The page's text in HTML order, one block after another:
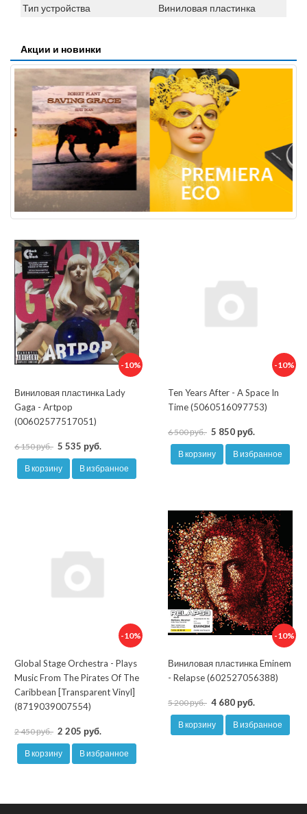
Тип устройства Виниловая пластинка
Акции и новинки
-10%
Виниловая пластинка Lady
Gaga - Artpop
(00602577517051)
6 150 руб. 5 535 руб.
В корзину В избранное
-10%
Ten Years After - A Space In
Time (5060516097753)
6 500 руб. 5 850 руб.
В корзину В избранное
-10%
Global Stage Orchestra - Plays
Music From The Pirates Of The
Caribbean [Transparent Vinyl]
(8719039007554)
2 450 руб. 2 205 руб.
В корзину В избранное
-10%
Виниловая пластинка Eminem
- Relapse (602527056388)
5 200 руб. 4 680 руб.
В корзину В избранное